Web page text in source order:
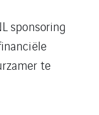
sponsoring
te